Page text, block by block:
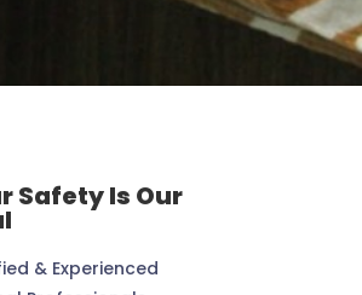
Safety Is Our
& Experienced